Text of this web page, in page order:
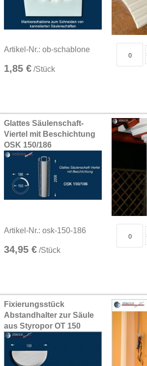
Artikel-Nr.: ob-schablone
1,85 € /Stück
Glattes Säulenschaft-
Viertel mit Beschichtung
OSK 150/186
Artikel-Nr.: osk-150-186
34,95 € /Stück
Fixierungsstück
Abstandhalter zur Säule
aus Styropor OT 150